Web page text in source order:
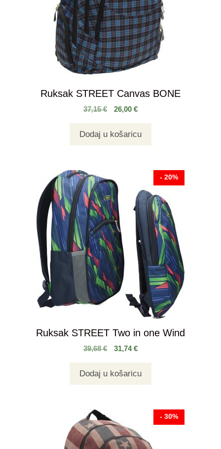
Ruksak STREET Canvas BONE
37,15€ 26,00 €
Dodaj u košaricu
- 20%
Ruksak STREET Two in one Wind
39,68€ 31,74€
Dodaj u košaricu
- 30%